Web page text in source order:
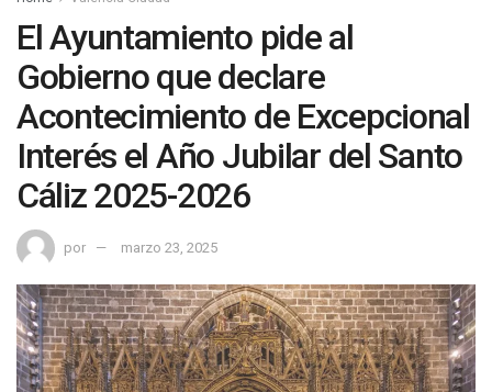
El Ayuntamiento pide al
Gobierno que declare
Acontecimiento de Excepcional
Interés el Año Jubilar del Santo
Cáliz 2025-2026
por marzo 23, 2025